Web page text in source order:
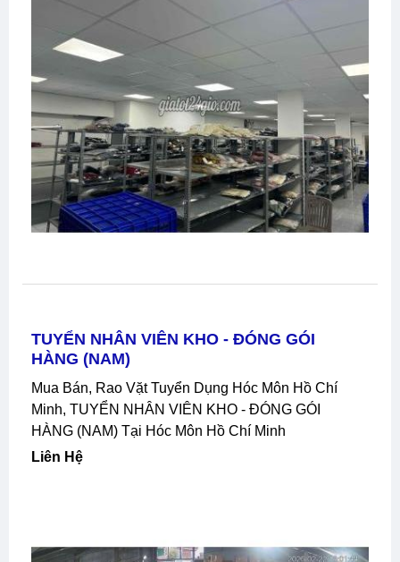
TUYỂN NHÂN VIÊN KHO - ĐÓNG GÓI
HÀNG (NAM)
Mua Bán, Rao Vặt Tuyển Dụng Hóc Môn Hồ Chí
Minh, TUYỂN NHÂN VIÊN KHO - ĐÓNG GÓI
HÀNG (NAM) Tại Hóc Môn Hồ Chí Minh
Liên Hệ